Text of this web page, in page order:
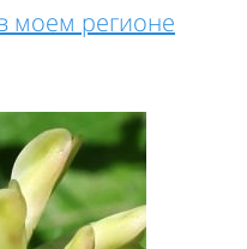
моем регионе